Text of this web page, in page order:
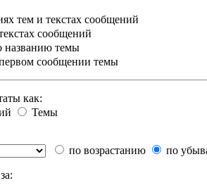
тем и текстах сообщений
сообщений
названию темы
сообщении темы
как:
Темы
по возрастанию
по